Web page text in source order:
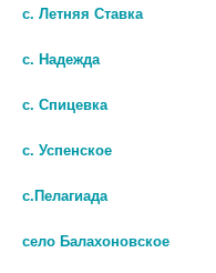
ТЕРБИНАФИН 1% 15Г. КРЕМ /
БИОСИНТЕЗ/ 9108
с. Летняя Ставка
с. Надежда
с. Спицевка
с. Успенское
с.Пелагиада
село Балахоновское